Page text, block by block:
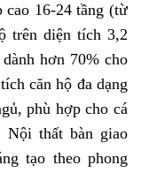
cao 16-24 tầng (từ
trên diện tích 3,2
hơn 70% cho
căn hộ đa dạng
phù hợp cho cá
Nội thất bàn giao
tạo theo phong